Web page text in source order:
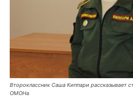
Второклассник Саша Киппари рассказывает
ОМОНа